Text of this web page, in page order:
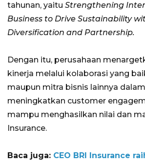
tahunan, yaitu Strengthening
Business to Drive Sustainability
Diversification and Partnership.
Dengan itu, perusahaan
kinerja melalui kolaborasi yang
maupun mitra bisnis lainnya
meningkatkan customer
mampu menghasilkan nilai dan
Insurance.
Baca juga: CEO BRI Insurance